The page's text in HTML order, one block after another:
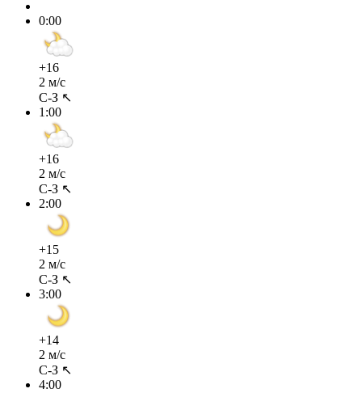
0:00
+16
2 м/с
С-З ↖
1:00
+16
2 м/с
С-З ↖
2:00
+15
2 м/с
С-З ↖
3:00
+14
2 м/с
С-З ↖
4:00